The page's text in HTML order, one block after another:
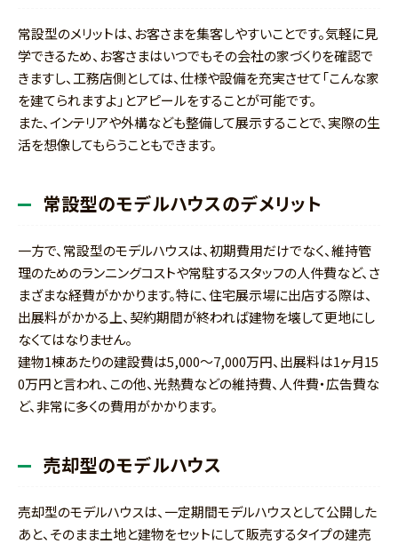
常設型のメリットは、お客さまを集客しやすいことです。気軽に見
学できるため、お客さまはいつでもその会社の家づくりを確認で
きますし、工務店側としては、仕様や設備を充実させて「こんな家
を建てられますよ」とアピールをすることが可能です。
また、インテリアや外構なども整備して展示することで、実際の生
活を想像してもらうこともできます。
常設型のモデルハウスのデメリット
一方で、常設型のモデルハウスは、初期費用だけでなく、維持管
理のためのランニングコストや常駐するスタッフの人件費など、さ
まざまな経費がかかります。特に、住宅展示場に出店する際は、
出展料がかかる上、契約期間が終われば建物を壊して更地にし
なくてはなりません。
建物1棟あたりの建設費は5,000～7,000万円、出展料は1ヶ月15
0万円と言われ、この他、光熱費などの維持費、人件費・広告費な
ど、非常に多くの費用がかかります。
売却型のモデルハウス
売却型のモデルハウスは、一定期間モデルハウスとして公開した
あと、そのまま土地と建物をセットにして販売するタイプの建売